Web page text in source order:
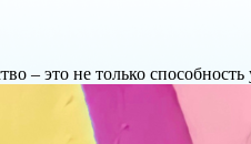
– это не только